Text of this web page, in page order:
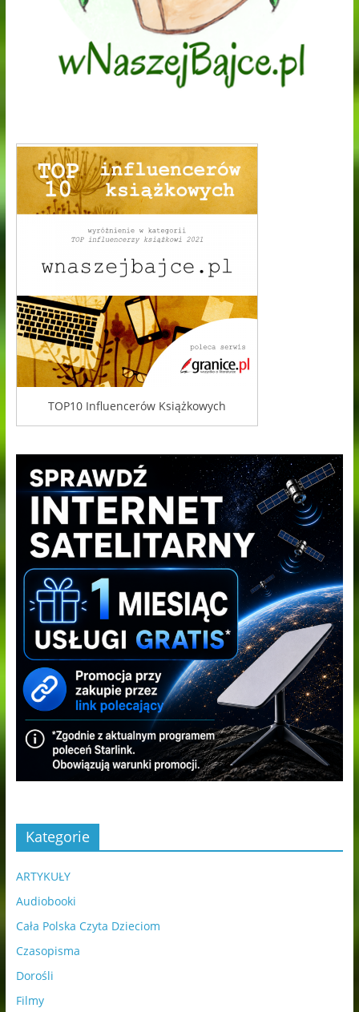
TOP10 Influencerów Książkowych
Kategorie
ARTYKUŁY
Audiobooki
Cała Polska Czyta Dzieciom
Czasopisma
Dorośli
Filmy